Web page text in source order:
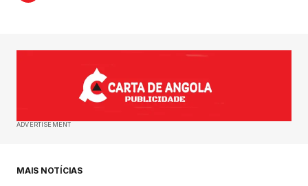
ADVERTISEMENT
MAIS NOTÍCIAS